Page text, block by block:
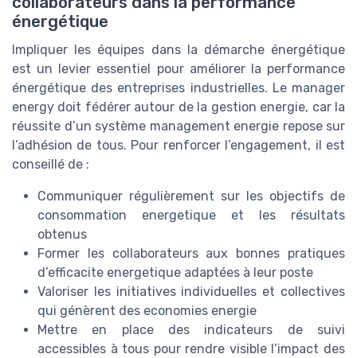
énergétique
Impliquer les équipes dans la démarche énergétique
est un levier essentiel pour améliorer la performance
énergétique des entreprises industrielles. Le manager
energy doit fédérer autour de la gestion energie, car la
réussite d’un système management energie repose sur
l’adhésion de tous. Pour renforcer l’engagement, il est
conseillé de :
Communiquer régulièrement sur les objectifs de
consommation energetique et les résultats
obtenus
Former les collaborateurs aux bonnes pratiques
d’efficacite energetique adaptées à leur poste
Valoriser les initiatives individuelles et collectives
qui génèrent des economies energie
Mettre en place des indicateurs de suivi
accessibles à tous pour rendre visible l’impact des